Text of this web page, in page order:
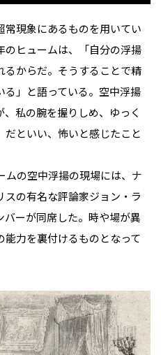
現象にあるものを用いてい
のヒュームは、「自分の浮揚
るからだ。そうすることで精
」と語っている。空中浮揚
私の腕を握りしめ、ゆっく
だといい、怖いと感じたこと
の空中浮揚の現場には、ナ
の有名な評論家ジョン・ラ
ーが同席した。時や場が異
力を裏付けるものとなって